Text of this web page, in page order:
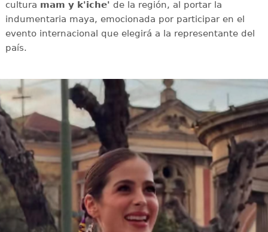
cultura mam y k'iche' de la región, al portar la
indumentaria maya, emocionada por participar en el
evento internacional que elegirá a la representante del
país.